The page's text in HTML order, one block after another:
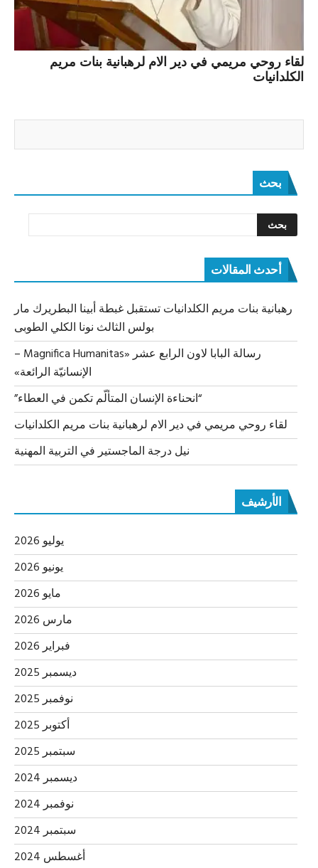
لقاء روحي مريمي في دير الام لرهبانية بنات مريم
الكلدانيات
بحث
أحدث المقالات
رهبانية بنات مريم الكلدانيات تستقبل غبطة أبينا البطريرك مار
بولس الثالث نونا الكلي الطوبى
رسالة البابا لاون الرابع عشر «Magnifica Humanitas –
الإنسانيّة الرائعة»
“انحناءة الإنسان المتألّم تكمن في العطاء”
لقاء روحي مريمي في دير الام لرهبانية بنات مريم الكلدانيات
نيل درجة الماجستير في التربية المهنية
الأرشيف
يوليو 2026
يونيو 2026
مايو 2026
مارس 2026
فبراير 2026
ديسمبر 2025
نوفمبر 2025
أكتوبر 2025
سبتمبر 2025
ديسمبر 2024
نوفمبر 2024
سبتمبر 2024
أغسطس 2024